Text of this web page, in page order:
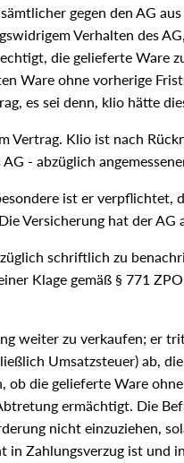
gegen den AG
Verhalten des
die gelieferte Ware
Ware ohne vorherige
es sei denn, klio hätte
Klio ist nach
- abzüglich
ist er verpflichtet,
Versicherung hat der AG
schriftlich zu
Klage gemäß § 771
weiter zu verkaufen; er
Umsatzsteuer) ab,
ob die gelieferte Ware
ermächtigt. Die
nicht einzuziehen,
Zahlungsverzug ist und